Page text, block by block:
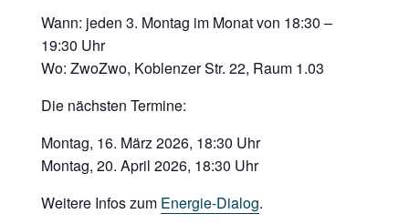
Wann: jeden 3. Montag im Monat von 18:30 –
19:30 Uhr
Wo: ZwoZwo, Koblenzer Str. 22, Raum 1.03
Die nächsten Termine:
Montag, 16. März 2026, 18:30 Uhr
Montag, 20. April 2026, 18:30 Uhr
Weitere Infos zum Energie-Dialog.